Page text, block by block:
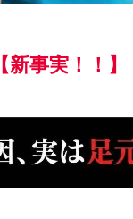
【新事実！！】